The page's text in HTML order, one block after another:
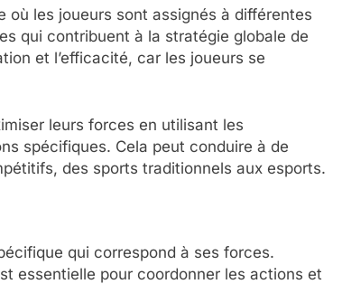
les joueurs sont assignés à différentes
qui contribuent à la stratégie globale de
et l’efficacité, car les joueurs se
leurs forces en utilisant les
spécifiques. Cela peut conduire à de
des sports traditionnels aux esports.
qui correspond à ses forces.
essentielle pour coordonner les actions et